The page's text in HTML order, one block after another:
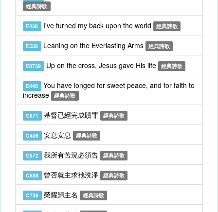
經典詩歌
E438 I've turned my back upon the world 經典詩歌
E558 Leaning on the Everlasting Arms 經典詩歌
E8739 Up on the cross, Jesus gave His life 經典詩歌
E448 You have longed for sweet peace, and for faith to
increase
經典詩歌
C671 基督已經完成贖罪 經典詩歌
C406 安息安息 經典詩歌
C572 我所有苦況必須告 經典詩歌
C688 曾否就主求祂洗淨 經典詩歌
C739 榮耀歸主名 經典詩歌